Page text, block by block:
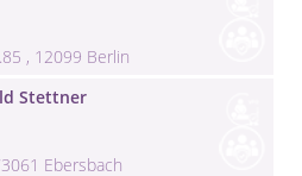
, 12099 Berlin
Stettner
Ebersbach